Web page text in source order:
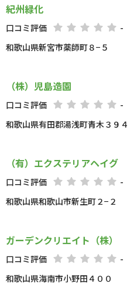
紀州緑化
口コミ評価
-
和歌山県新宮市薬師町８−５
（株）児島造園
口コミ評価
-
和歌山県有田郡湯浅町青木３９４
（有）エクステリアヘイグ
口コミ評価
-
和歌山県和歌山市新生町２−２
ガーデンクリエイト（株）
口コミ評価
-
和歌山県海南市小野田４００